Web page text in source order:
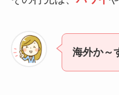
海外か～